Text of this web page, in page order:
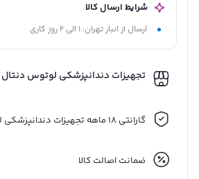
بدنه آلیاژ و مقاوم با رنگ
دمای 40درجه سانتی
بیومکانیکال کامپوزیت و
دمان 70درجه سانتی
سیالیت کامپوزیت جهت
عنوان سمان می باشد.
شرایط ارسال کالا
ارسال از انبار تهران: 1 الی 2 روز کاری
تجهیزات دندانپزشکی لوتوس دنتال
گارانتی 18 ماهه تجهیزات دندانپزشکی لوتوس دنتال
ضمانت اصالت کالا